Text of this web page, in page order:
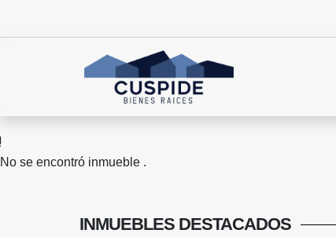
No se encontró inmueble .
INMUEBLES DESTACADOS